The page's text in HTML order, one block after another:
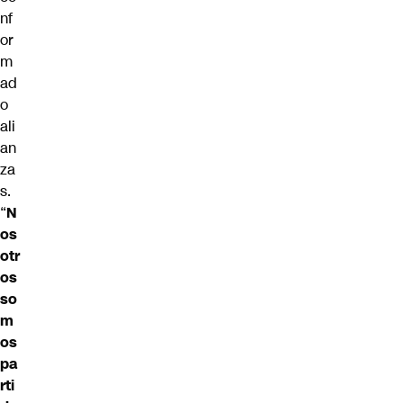
nf
or
m
ad
o
ali
an
za
s.
“N
os
otr
os
so
m
os
pa
rti